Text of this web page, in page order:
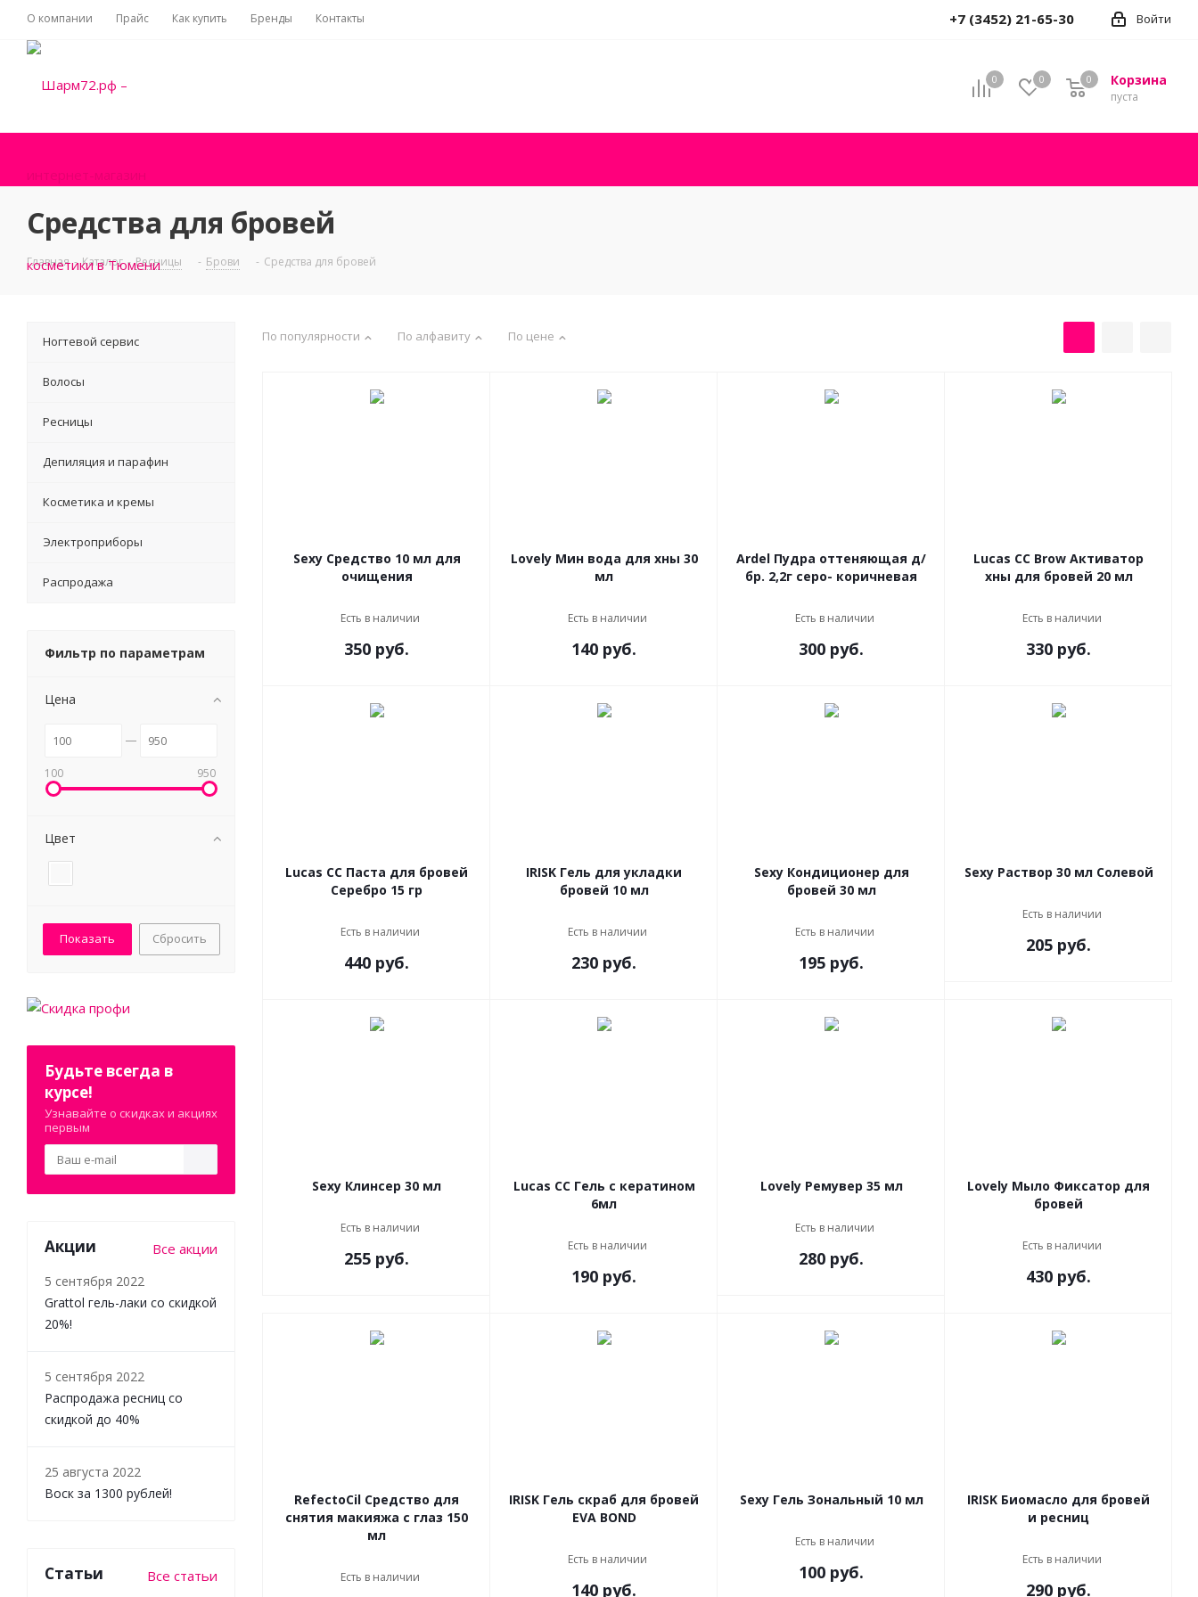
О компании Прайс Как купить Бренды Контакты Войти
+7 (3452) 21-65-30
0 0 Корзина
пуста
0
Средства для бровей
Главная - Каталог - Ресницы - Брови - Средства для бровей
По популярности По алфавиту По цене
Sexy Средство 10 мл для
очищения
Есть в наличии
350 руб.
Lovely Мин вода для хны 30
мл
Есть в наличии
140 руб.
Ardel Пудра оттеняющая д/
бр. 2,2г серо- коричневая
Есть в наличии
300 руб.
Lucas CC Brow Активатор
хны для бровей 20 мл
Есть в наличии
330 руб.
Lucas CC Паста для бровей
Серебро 15 гр
Есть в наличии
440 руб.
IRISK Гель для укладки
бровей 10 мл
Есть в наличии
230 руб.
Sexy Кондиционер для
бровей 30 мл
Есть в наличии
195 руб.
Sexy Раствор 30 мл Солевой
Есть в наличии
205 руб.
Sexy Клинсер 30 мл
Есть в наличии
255 руб.
Lucas CC Гель с кератином
6мл
Есть в наличии
190 руб.
Lovely Ремувер 35 мл
Есть в наличии
280 руб.
Lovely Мыло Фиксатор для
бровей
Есть в наличии
430 руб.
RefectoCil Средство для
снятия макияжа с глаз 150
мл
Есть в наличии
IRISK Гель скраб для бровей
EVA BOND
Есть в наличии
140 руб.
Sexy Гель Зональный 10 мл
Есть в наличии
100 руб.
IRISK Биомасло для бровей
и ресниц
Есть в наличии
290 руб.
Ногтевой сервис
Волосы
Ресницы
Депиляция и парафин
Косметика и кремы
Электроприборы
Распродажа
Фильтр по параметрам
Цена
100 950
Цвет
Сбросить
Будьте всегда в
курсе!
Узнавайте о скидках и акциях
первым
Акции Все акции
5 сентября 2022
Grattol гель-лаки со скидкой
20%!
5 сентября 2022
Распродажа ресниц со
скидкой до 40%
25 августа 2022
Воск за 1300 рублей!
Статьи Все статьи